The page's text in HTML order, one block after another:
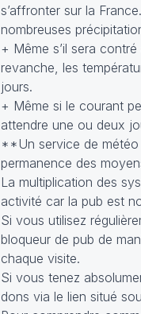
s’affronter sur la
nombreuses
+ Même s’il sera
revanche, les
jours.
+ Même si le courant
attendre une ou deux
**Un service de météo
permanence des
La multiplication des
activité car la pub est
Si vous utilisez
bloqueur de pub de
chaque visite.
Si vous tenez
dons via le lien situé